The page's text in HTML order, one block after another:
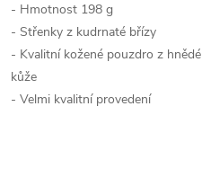
- Hmotnost 198 g
- Střenky z kudrnaté břízy
- Kvalitní kožené pouzdro z hnědé
kůže
- Velmi kvalitní provedení